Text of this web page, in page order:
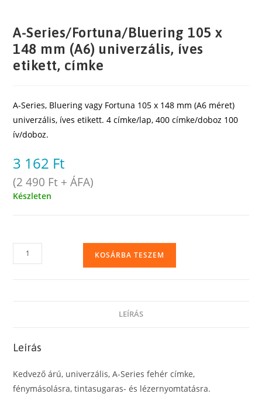
A-Series/Fortuna/Bluering 105 x
148 mm (A6) univerzális, íves
etikett, címke
A-Series, Bluering vagy Fortuna 105 x 148 mm (A6 méret)
univerzális, íves etikett. 4 címke/lap, 400 címke/doboz 100
ív/doboz.
3 162 Ft
(2 490 Ft + ÁFA)
Készleten
Series/Fortuna/Bluering
univerzális,
címke
KOSÁRBA TESZEM
LEÍRÁS
Leírás
Kedvező árú, univerzális, A-Series fehér címke,
fénymásolásra, tintasugaras- és lézernyomtatásra.